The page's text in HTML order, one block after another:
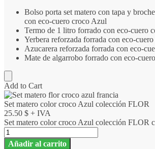
Bolso porta set matero con tapa y
con eco-cuero croco Azul
Termo de 1 litro forrado con eco-cuero
Yerbera reforzada forrada con eco-
Azucarera reforzada forrada con eco-
Mate de algarrobo forrado con eco-
Add to Cart
Set matero color croco Azul colección FLOR
25.50 $ + IVA
Set matero color croco Azul colección FLOR
Añadir al carrito